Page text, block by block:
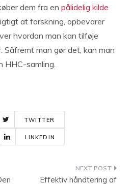
dem fra en pålidelig kilde
at forskning, opbevarer
hvordan man kan tilføje
Såfremt man gør det, kan man
HHC-samling.
TWITTER
LINKEDIN
Effektiv håndtering af